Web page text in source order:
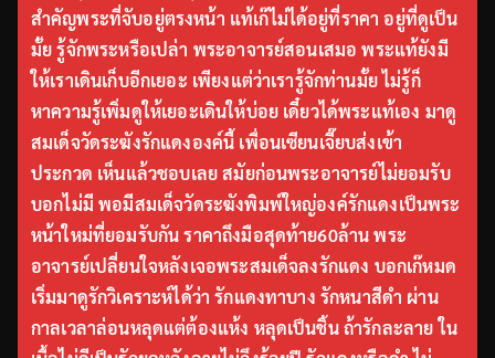
สำคัญพระที่จับอยู่ตรงหน้า แท้เก๊ไม่ได้อยู่ที่ราคา อยู่ที่ดูเป็น
มั้ย รู้จักพระหรือเปล่า พระอาจารย์สอนเสมอ พระแท้ยังมี
ให้เราเดินเก็บอีกเยอะ เพียงแต่ว่าเรารู้จักท่านมั้ย ไม่รู้ก็
หาความรู้เพิ่มดูให้เยอะเดินให้บ่อย เดี๋ยวได้พระแท้เอง มาดู
สมเด็จวัดระฆังรักแดงองค์นี้ เพื่อนเซียนเจี๊ยบส่งเข้า
ประกวด เห็นแล้วชอบเลย สมัยก่อนพระอาจารย์ไม่ยอมรับ
บอกไม่มี พอมีสมเด็จวัดระฆังพิมพ์ใหญ่องค์รักแดงเป็นพระ
หน้าใหม่ที่ยอมรับกัน ราคาถึงมือสุดท้าย60ล้าน พระ
อาจารย์เปลี่ยนใจหลังเจอพระสมเด็จลงรักแดง บอกเก๊หมด
เริ่มมาดูรักวิเคราะห์ได้ว่า รักแดงทาบาง รักหนาสีดำ ผ่าน
กาลเวลาล่อนหลุดแต่ต้องแห้ง หลุดเป็นชิ้น ถ้ารักละลาย ใน